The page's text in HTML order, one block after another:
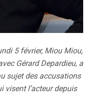
5 février, Miou Miou,
Gérard Depardieu, a
sujet des accusations
visent l’acteur depuis